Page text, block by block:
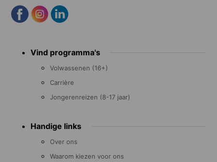
menuVind programma's
Volwassenen (16+)
Carrière
Jongerenreizen (8-17 jaar)
Handige links
Over ons
Waarom kiezen voor ons